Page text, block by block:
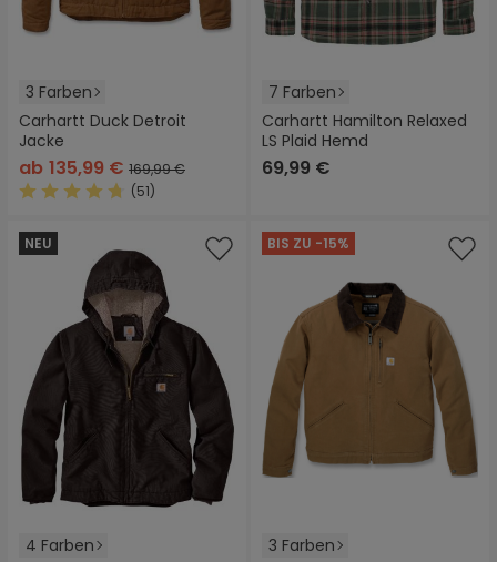
3 Farben
Carhartt Duck Detroit
Jacke
ab 135,99 € 169,99 €
(51)
7 Farben
Carhartt Hamilton Relaxed
LS Plaid Hemd
69,99 €
NEU
4 Farben
BIS ZU -15%
3 Farben